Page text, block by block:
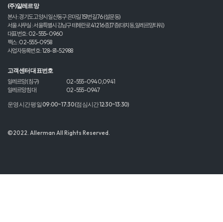
(주)알레르망
본사 : 경기도 고양시 일산동구 은마길 151번길 76 (설문동)
서울 사무실 : 서울특별시 강남구 테헤란로 412 16층,17층(대치동,알레르망타워)
대표번호 : 02-555-0960
팩스 : 02-555-0958
사업자등록번호 : 128-81-52988
고객센터 대표번호
알레르망 (침구)
02-555-0940,0941
알레르망 침대
02-555-0947
운영시간 평일 09:00~17:30 (점심시간 12:30~13:30)
©2022. Allerman All Rights Reserved.